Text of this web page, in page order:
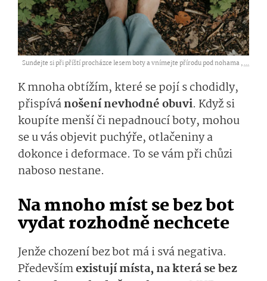
Sundejte si při příští procházce lesem boty a vnímejte přírodu pod nohama ,...
K mnoha obtížím, které se pojí s chodidly,
přispívánošení nevhodné obuvi. Když si
koupíte menší či nepadnoucí boty, mohou
se u vás objevit puchýře, otlačeniny a
dokonce i deformace. To se vám při chůzi
naboso nestane.
Na mnoho míst se bez bot
vydat rozhodně nechcete
Jenže chození bez bot má i svá negativa.
Předevšímexistují místa, na která se bez